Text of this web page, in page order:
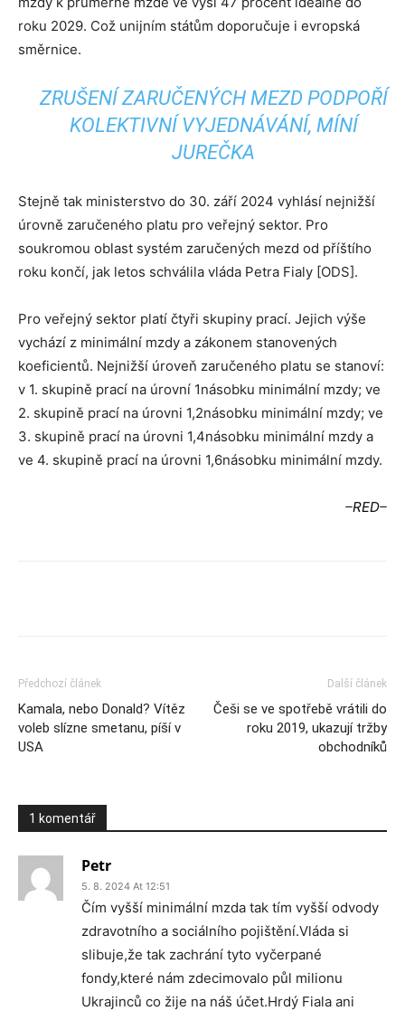
roku 2029. Což unijním státům doporučuje i evropská
směrnice.
ZRUŠENÍ ZARUČENÝCH MEZD PODPOŘÍ
KOLEKTIVNÍ VYJEDNÁVÁNÍ, MÍNÍ
JUREČKA
Stejně tak ministerstvo do 30. září 2024 vyhlásí nejnižší
úrovně zaručeného platu pro veřejný sektor. Pro
soukromou oblast systém zaručených mezd od příštího
roku končí, jak letos schválila vláda Petra Fialy [ODS].
Pro veřejný sektor platí čtyři skupiny prací. Jejich výše
vychází z minimální mzdy a zákonem stanovených
koeficientů. Nejnižší úroveň zaručeného platu se stanoví:
v 1. skupině prací na úrovní 1násobku minimální mzdy; ve
2. skupině prací na úrovni 1,2násobku minimální mzdy; ve
3. skupině prací na úrovni 1,4násobku minimální mzdy a
ve 4. skupině prací na úrovni 1,6násobku minimální mzdy.
–RED–
Předchozí článek
Kamala, nebo Donald? Vítěz
voleb slízne smetanu, píší v
USA
Další článek
Češi se ve spotřebě vrátili do
roku 2019, ukazují tržby
obchodníků
1 komentář
Petr
5. 8. 2024 At 12:51
Čím vyšší minimální mzda tak tím vyšší odvody
zdravotního a sociálního pojištění.Vláda si
slibuje,že tak zachrání tyto vyčerpané
fondy,které nám zdecimovalo půl milionu
Ukrajinců co žije na náš účet.Hrdý Fiala ani